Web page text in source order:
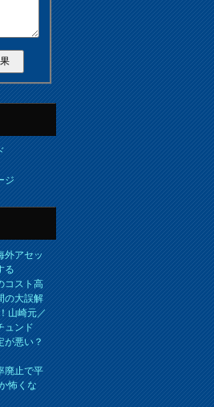
ジ
外アセッ
る
コスト高
の大誤解
山崎元／
ュンド
が悪い？
廃止で平
怖くな